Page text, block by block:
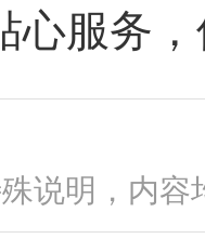
心服务
说明，内